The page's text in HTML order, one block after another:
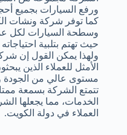
ورفع السيارات بجميع
كما توفر شركة ونشات
وسطحة السيارات لكل
حيث تهتم بتلبية
ولهذا يمكن القول إن
الأمثل للعملاء الذين
مستوى عالي من الجودة
تتمتع الشركة بسمعة
الخدمات، مما يجعلها
العملاء في دولة الكويت.